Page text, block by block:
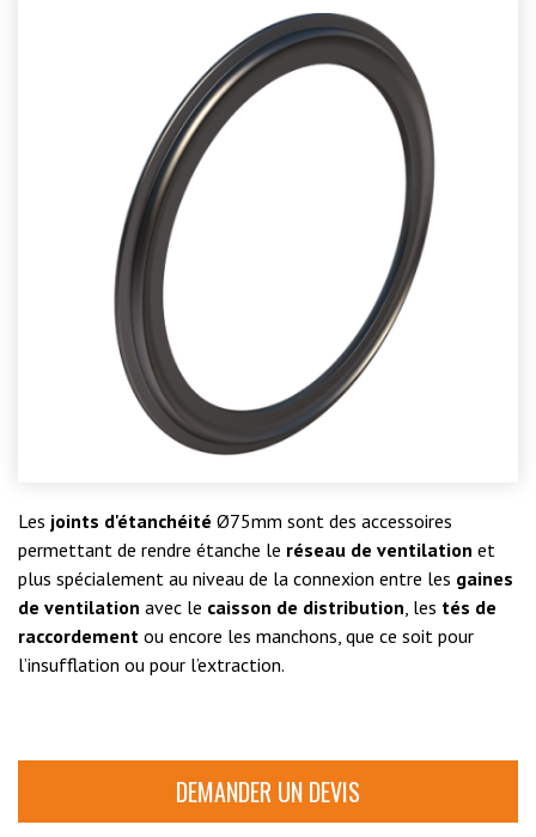
Les joints d'étanchéité Ø75mm sont des accessoires
permettant de rendre étanche le réseau de ventilation et
plus spécialement au niveau de la connexion entre les gaines
de ventilation avec le caisson de distribution, les tés de
raccordement ou encore les manchons, que ce soit pour
l’insufflation ou pour l’extraction.
DEMANDER UN DEVIS